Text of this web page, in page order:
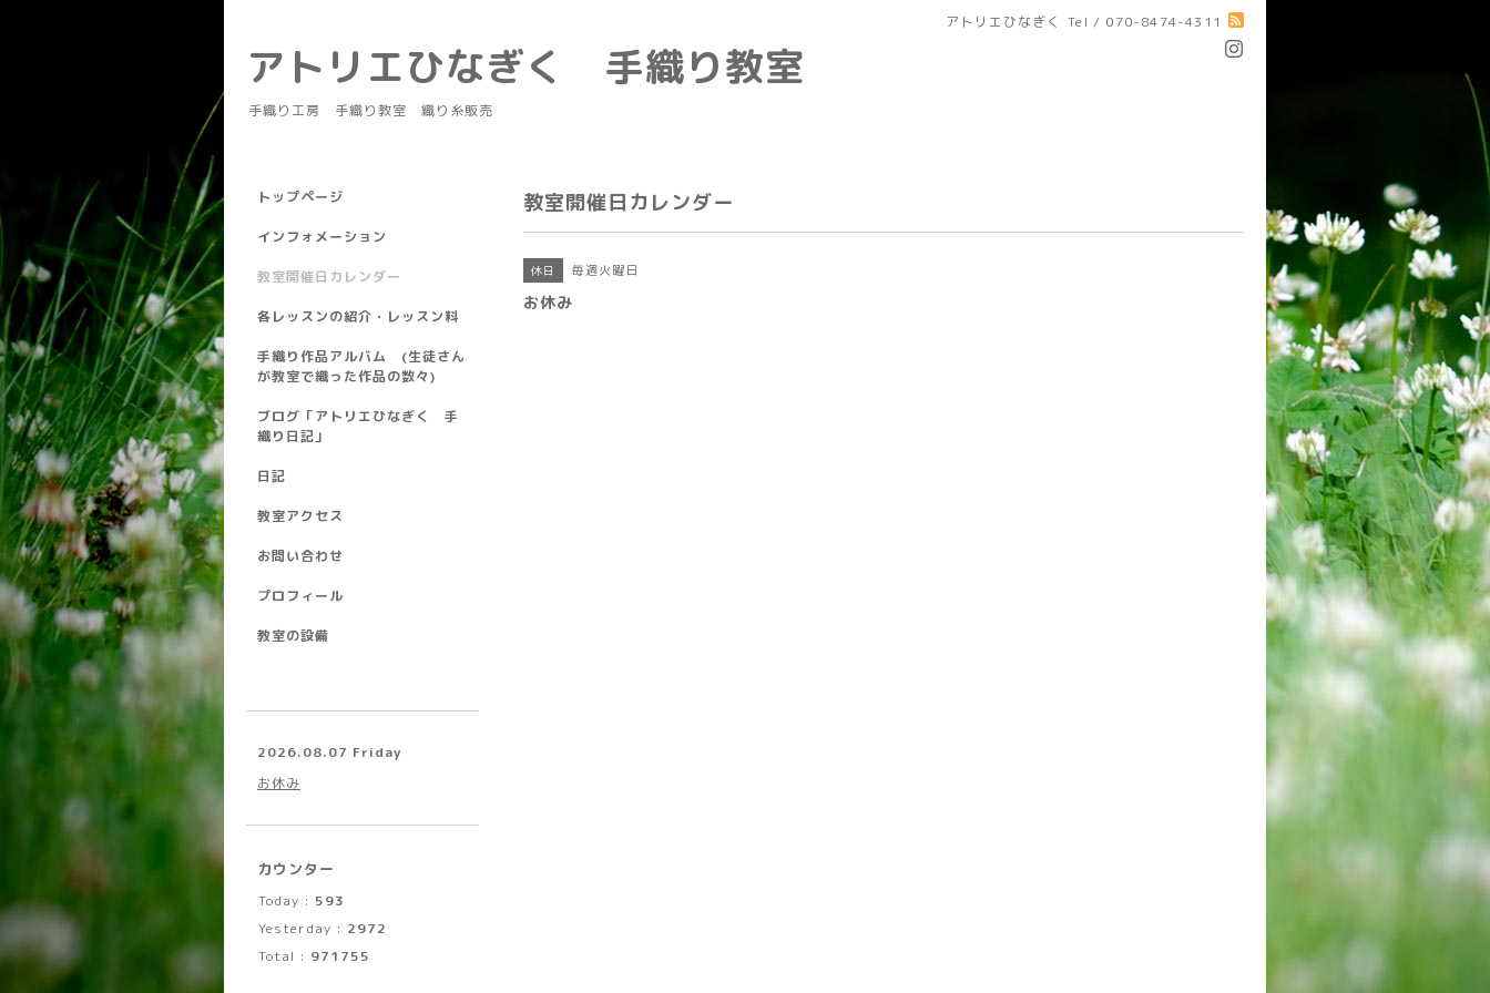
アトリエひなぎく Tel / 070-8474-4311
アトリエひなぎく 手織り教室
手織り工房 手織り教室 織り糸販売
教室開催日カレンダー
休日 毎週火曜日
お休み
トップページ
インフォメーション
教室開催日カレンダー
各レッスンの紹介・レッスン料
手織り作品アルバム (生徒さん
が教室で織った作品の数々)
ブログ「アトリエひなぎく 手
織り日記」
日記
教室アクセス
お問い合わせ
プロフィール
教室の設備
2026.08.07 Friday
お休み
カウンター
Today : 593
Yesterday : 2972
Total : 971755